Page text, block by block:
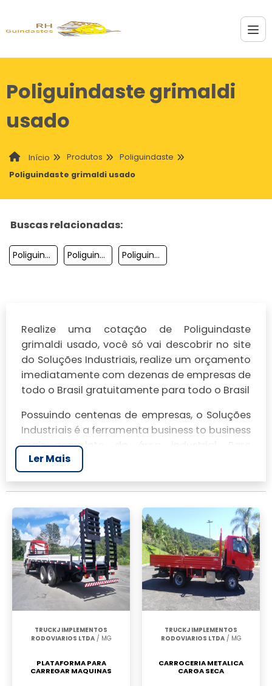
Poliguindaste grimaldi
usado
Início Produtos
Poliguindaste
Poliguindaste grimaldi usado
Buscas relacionadas:
Poliguindaste Bruck Para Transporte De Cacambas De Entulho Poliguindaste Com Caçambas Poliguindaste Ferreira
Realize uma cotação de Poliguindaste
grimaldi usado, você só vai descobrir no site
do Soluções Industriais, realize um orçamento
imediatamente com dezenas de empresas de
todo o Brasil gratuitamente para todo o Brasil
Possuindo centenas de empresas, o Soluções
Industriais é a ferramenta business to business
mais completo da área industrial. Para
realizar um orçamento de Poliguindaste
grimaldi usado, clique em um ou mais dos
anuciantes a seguir:
Ler Mais
TRUCKJ IMPLEMENTOS
RODOVIARIOS LTDA/ MG
PLATAFORMA PARA
CARREGAR MAQUINAS
TRUCKJ IMPLEMENTOS
RODOVIARIOS LTDA/ MG
CARROCERIA METALICA
CARGA SECA